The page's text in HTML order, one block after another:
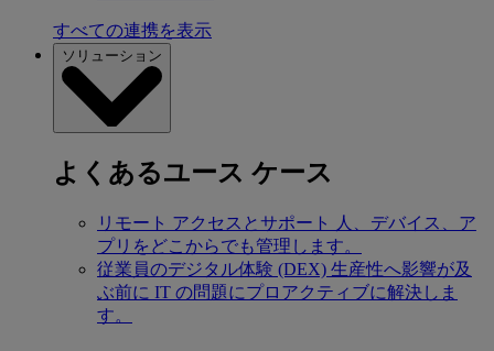
すべての連携を表示
ソリューション
よくあるユース ケース
リモート アクセスとサポート
人、デバイス、ア
プリをどこからでも管理します。
従業員のデジタル体験 (DEX) 生産性へ影響が及
ぶ前に IT の問題にプロアクティブに解決しま
す。